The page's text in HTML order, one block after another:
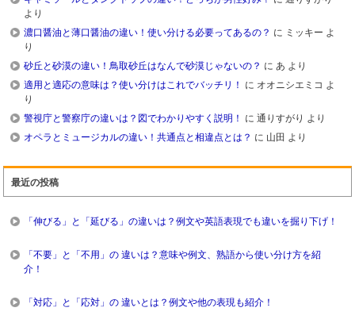
より
濃口醤油と薄口醤油の違い！使い分ける必要ってあるの？ に ミッキー よ
り
砂丘と砂漠の違い！鳥取砂丘はなんで砂漠じゃないの？ にあ より
適用と適応の意味は？使い分けはこれでバッチリ！
に オオニシエミコ よ
り
警視庁と警察庁の違いは？図でわかりやすく説明！
に通りすがり より
オペラとミュージカルの違い！共通点と相違点とは？ に 山田 より
最近の投稿
「伸びる」と「延びる」の違いは？例文や英語表現でも違いを掘り下げ！
「不要」と「不用」の 違いは？意味や例文、熟語から使い分け方を紹
介！
「対応」と「応対」の 違いとは？例文や他の表現も紹介！